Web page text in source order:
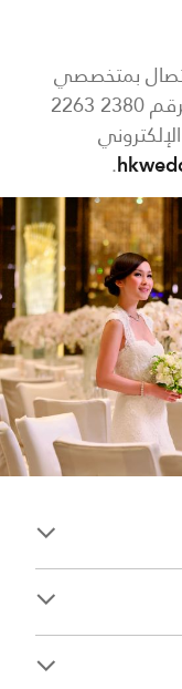
بمتخصصي
حفلات الزفاف في الفندق على الرقم 2380 2263
.